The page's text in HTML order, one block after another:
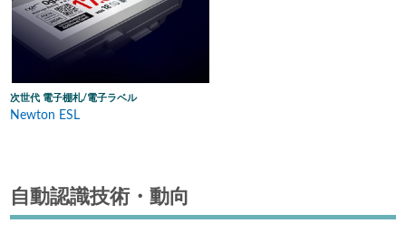
自動認識技術・動向
次世代 電子棚札/電子ラベル
Newton ESL